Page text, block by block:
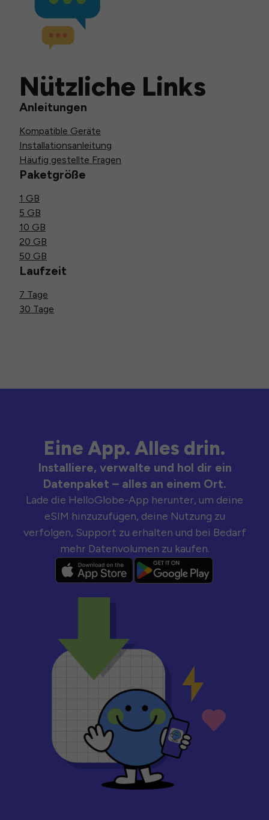
Nützliche Links
Anleitungen
Kompatible Geräte
Installationsanleitung
Häufig gestellte Fragen
Paketgröße
1 GB
5 GB
10 GB
20 GB
50 GB
Laufzeit
7 Tage
30 Tage
Eine App. Alles drin.
Installiere, verwalte und hol dir ein
Datenpaket – alles an einem Ort.
Lade die HelloGlobe-App herunter, um deine
eSIM hinzuzufügen, deine Nutzung zu
verfolgen, Support zu erhalten und bei Bedarf
mehr Datenvolumen zu kaufen.